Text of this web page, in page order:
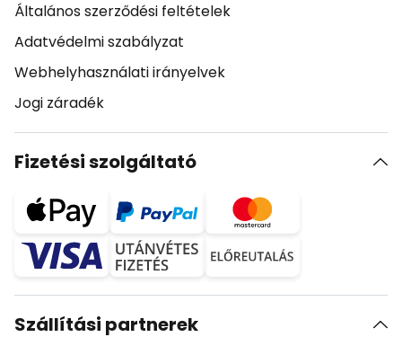
Általános szerződési feltételek
Adatvédelmi szabályzat
Webhelyhasználati irányelvek
Jogi záradék
Fizetési szolgáltató
Szállítási partnerek